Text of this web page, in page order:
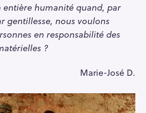
entière humanité quand, par
gentillesse, nous voulons
en responsabilité des
?
Marie-José D.